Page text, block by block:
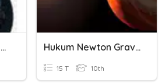
POSTES GAYA GRAVITASI Hukum Newton Gravitasi
15 T 10th